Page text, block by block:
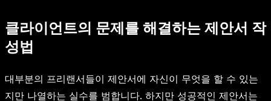
클라이언트의 문제를 해결하는 제안서 작
성법
대부분의 프리랜서들이 제안서에 자신이 무엇을 할 수 있는
지만 나열하는 실수를 범합니다. 하지만 성공적인 제안서는